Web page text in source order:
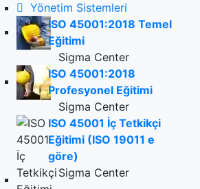
Yönetim Sistemleri
ISO 45001:2018 Temel
Eğitimi
Sigma Center
ISO 45001:2018
Profesyonel Eğitimi
Sigma Center
ISO 45001 İç Tetkikçi
Eğitimi (ISO 19011 e
göre)
Sigma Center